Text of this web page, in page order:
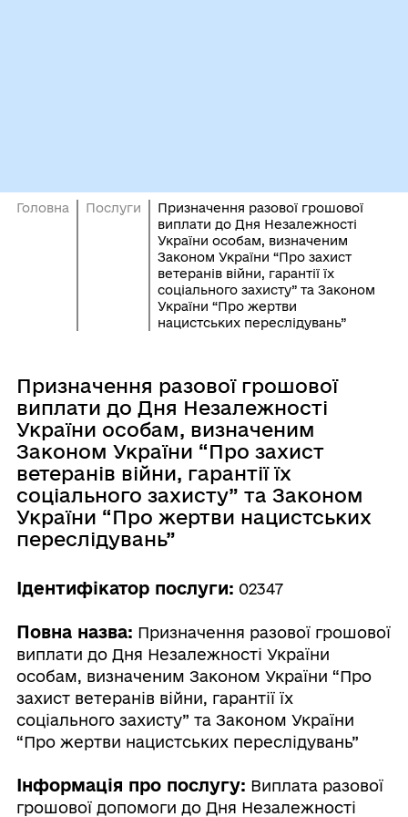
Головна Послуги
Призначення разової грошової
виплати до Дня Незалежності
України особам, визначеним
Законом України “Про захист
ветеранів війни, гарантії їх
соціального захисту” та Законом
України “Про жертви
нацистських переслідувань”
Призначення разової грошової
виплати до Дня Незалежності
України особам, визначеним
Законом України “Про захист
ветеранів війни, гарантії їх
соціального захисту” та Законом
України “Про жертви нацистських
переслідувань”
Ідентифікатор послуги: 02347
Повна назва: Призначення разової грошової
виплати до Дня Незалежності України
особам, визначеним Законом України “Про
захист ветеранів війни, гарантії їх
соціального захисту” та Законом України
“Про жертви нацистських переслідувань”
Інформація про послугу: Виплата разової
грошової допомоги до Дня Незалежності